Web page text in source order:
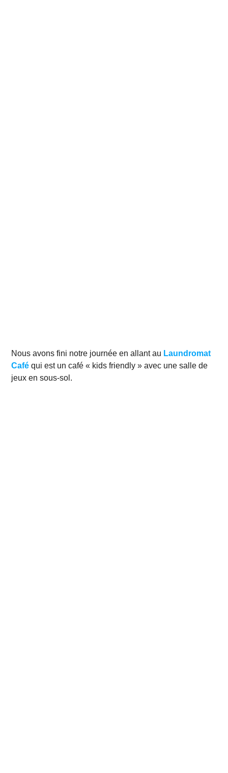
Nous avons fini notre journée en allant au Laundromat
Café qui est un café « kids friendly » avec une salle de
jeux en sous-sol.